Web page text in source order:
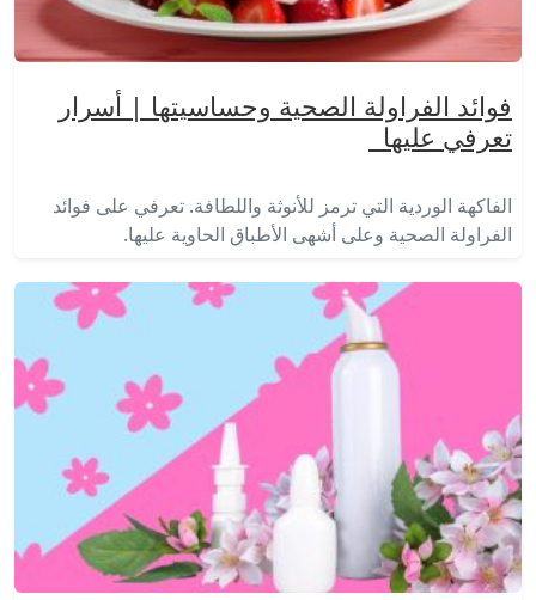
فوائد الفراولة الصحية وحساسيتها | أسرار
تعرفي عليها
الفاكهة الوردية التي ترمز للأنوثة واللطافة. تعرفي على فوائد
الفراولة الصحية وعلى أشهى الأطباق الحاوية عليها.